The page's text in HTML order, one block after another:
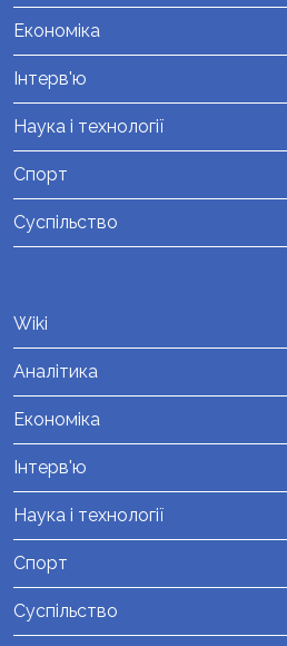
Економіка
Інтерв'ю
Наука і технології
Спорт
Суспільство
Wiki
Аналітика
Економіка
Інтерв'ю
Наука і технології
Спорт
Суспільство